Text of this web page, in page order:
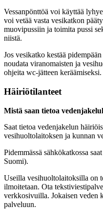
Vessanpönttöä voi käyttää
voi vetää vasta vesikatkon
muovipussiin ja toimita pussi
niistä.
Jos vesikatko kestää
noudata viranomaisten ja
ohjeita wc-jätteen keräämiseksi.
Häiriötilanteet
Mistä saan tietoa
Saat tietoa vedenjakelun
vesihuoltolaitoksen ja kunnan
Pidemmässä sähkökatkossa
Suomi).
Useilla vesihuoltolaitoksilla on
ilmoitetaan. Ota
verkkosivuilla. Jokaisen veden
palveluun.